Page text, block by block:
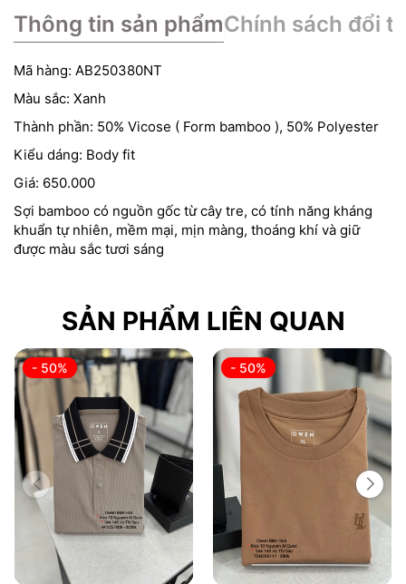
Thông tin sản phẩmChính sách đổi
Mã hàng: AB250380NT
Màu sắc: Xanh
Thành phần: 50% Vicose ( Form bamboo ), 50% Polyester
Kiểu dáng: Body fit
Giá: 650.000
Sợi bamboo có nguồn gốc từ cây tre, có tính năng kháng
khuẩn tự nhiên, mềm mại, mịn màng, thoáng khí và giữ
được màu sắc tươi sáng
SẢN PHẨM LIÊN QUAN
- 50% - 50%